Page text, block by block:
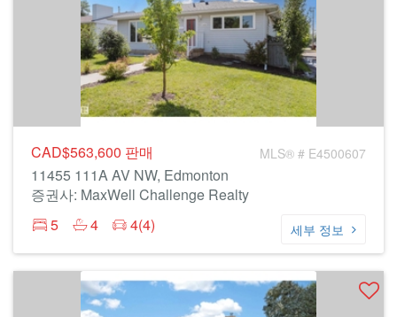
CAD$563,600 판매 MLS® # E4500607
11455 111A AV NW, Edmonton
증권사: MaxWell Challenge Realty
5
4 4(4) 세부 정보